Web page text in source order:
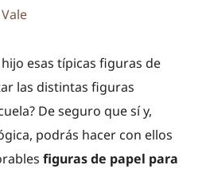
Vale
esas típicas figuras de
las distintas figuras
De seguro que sí y,
podrás hacer con ellos
figuras de papel para